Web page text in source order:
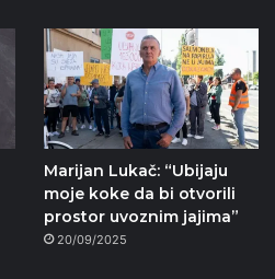
Marijan Lukač: “Ubijaju
moje koke da bi otvorili
prostor uvoznim jajima”
20/09/2025